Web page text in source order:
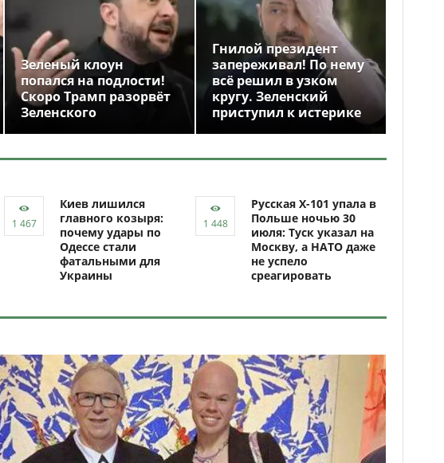
Зеленый клоун
попался на подлости!
Скоро Трамп разорвёт
Зеленского
Гнилой президент
запереживал! По нему
всё решил в узком
кругу. Зеленский
приступил к истерике
Киев лишился
главного козыря:
почему удары по
Одессе стали
фатальными для
Украины
Русская Х-101 упала в
Польше ночью 30
июля: Туск указал на
Москву, а НАТО даже
не успело
среагировать